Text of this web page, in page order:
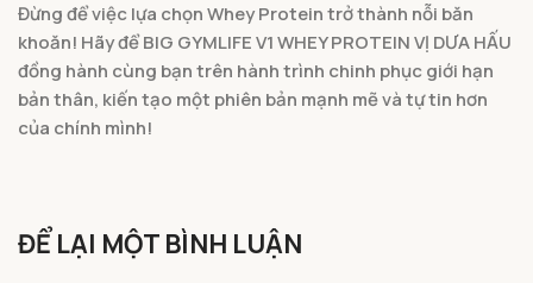
Đừng để việc lựa chọn Whey Protein trở thành nỗi băn
khoăn! Hãy để BIG GYMLIFE V1 WHEY PROTEIN VỊ DƯA HẤU
đồng hành cùng bạn trên hành trình chinh phục giới hạn
bản thân, kiến tạo một phiên bản mạnh mẽ và tự tin hơn
của chính mình!
ĐỂ LẠI MỘT BÌNH LUẬN